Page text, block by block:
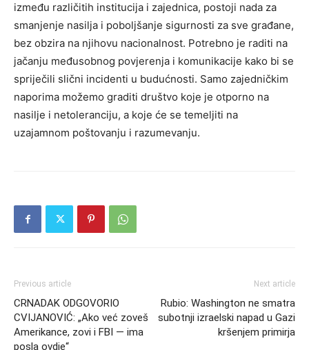
između različitih institucija i zajednica, postoji nada za
smanjenje nasilja i poboljšanje sigurnosti za sve građane,
bez obzira na njihovu nacionalnost. Potrebno je raditi na
jačanju međusobnog povjerenja i komunikacije kako bi se
spriječili slični incidenti u budućnosti. Samo zajedničkim
naporima možemo graditi društvo koje je otporno na
nasilje i netoleranciju, a koje će se temeljiti na
uzajamnom poštovanju i razumevanju.
Previous article
CRNADAK ODGOVORIO
CVIJANOVIĆ: „Ako već zoveš
Amerikance, zovi i FBI — ima
posla ovdje“
Next article
Rubio: Washington ne smatra
subotnji izraelski napad u Gazi
kršenjem primirja